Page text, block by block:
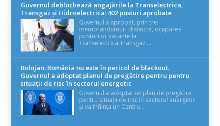
Guvernul deblochează angajările la Transelectrica,
Transgaz și Hidroelectrica: 402 posturi aprobate
Guvernul a aprobat, prin trei
memorandumuri distincte, ocuparea
posturilor vacante la
Transelectrica,Transgaz ...
Bolojan: România nu este în pericol de blackout.
Guvernul a adoptat planul de pregătire pentru pentru
situații de risc în sectorul energetic
Guvernul a adoptat un plan de pregătire
pentru situații de risc în sectorul energetic
și va înființa un Centru...